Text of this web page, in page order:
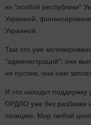
их "особой республики"
Украиной,
Украиной.
Там это уже
"администраций": они
не пустим, они нам
И это находит поддержку
ОРДЛО уже без разбивки
позицию. Мир любой